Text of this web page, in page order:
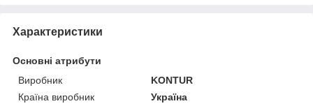
Характеристики
Основні атрибути
Виробник
KONTUR
Країна виробник
Україна